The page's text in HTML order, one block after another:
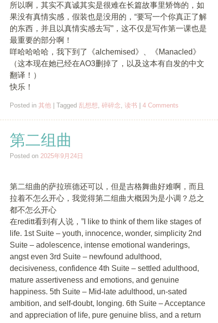
所以啊，其实不真诚其实是很难在长篇故事里矫饰的，如
果没有真情实感，假装也是没用的，“要写一个你真正了解
的东西，并且以真情实感去写”，这不仅是写作第一课也是
最重要的部分啊！
咩哈哈哈哈，我下到了《alchemised》、《Manacled》
（这本现在她已经在AO3删掉了，以及这本有自发的中文
翻译！）
快乐！
Posted in 其他 Tagged 乱想想, 碎碎念, 读书 4 Comments
第二组曲
Posted on 2025年9月24日
第二组曲的萨拉班德还可以，但是吉格舞曲好难啊，而且
拉着不怎么开心，我觉得第二组曲大概因为是小调？总之
都不怎么开心
在reditt看到有人说，”I like to think of them like stages of
life. 1st Suite – youth, innocence, wonder, simplicity 2nd
Suite – adolescence, intense emotional wanderings,
angst even 3rd Suite – newfound adulthood,
decisiveness, confidence 4th Suite – settled adulthood,
mature assertiveness and emotions, and genuine
happiness. 5th Suite – Mid-late adulthood, un-sated
ambition, and self-doubt, longing. 6th Suite – Acceptance
and appreciation of life, pure genuine bliss, and a return